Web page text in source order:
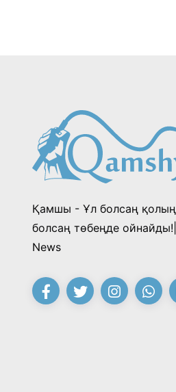
Қамшы - Ұл болсаң
болсаң төбеңде
News